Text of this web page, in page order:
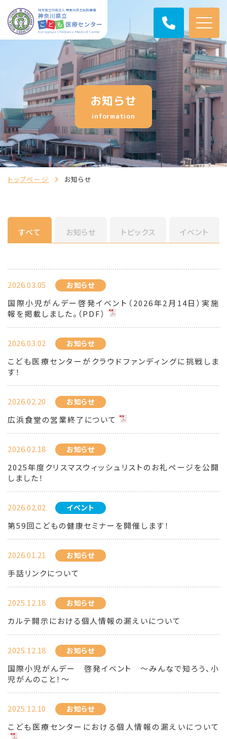
お知らせ
information
トップページ お知らせ
すべて お知らせ トピックス イベント
2026.03.05 お知らせ
国際小児がんデー啓発イベント（2026年2月14日）実施
報を掲載しました。（PDF）
2026.03.02 お知らせ
こども医療センターがクラウドファンディングに挑戦しま
す！
2026.02.20 お知らせ
広浜食堂の営業終了について
2026.02.18 お知らせ
2025年度クリスマスウィッシュリストのお礼ページを公開
しました！
2026.02.02 イベント
第59回こどもの健康セミナーを開催します！
2026.01.21 お知らせ
手話リンクについて
2025.12.18 お知らせ
カルテ開示における個人情報の漏えいについて
2025.12.18 お知らせ
国際小児がんデー 啓発イベント ～みんなで知ろう、小
児がんのこと！～
2025.12.10 お知らせ
こども医療センターにおける個人情報の漏えいについて